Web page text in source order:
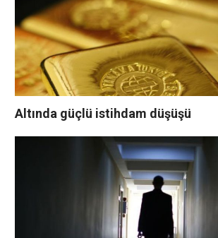
Altında güçlü istihdam düşüşü